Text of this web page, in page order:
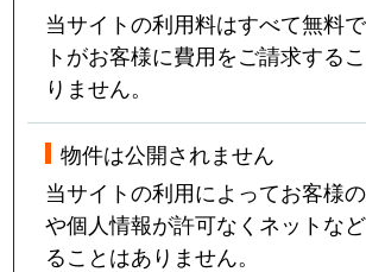
当サイトの利用料はすべて無料
トがお客様に費用をご請求する
りません。
物件は公開されません
当サイトの利用によってお客様
や個人情報が許可なくネットな
ることはありません。